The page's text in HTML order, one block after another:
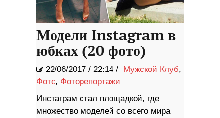
Модели Instagram в
юбках (20 фото)
22/06/2017 / 22:14 / Мужской Клуб,
Фото, Фоторепортажи
Инстаграм стал площадкой, где
множество моделей со всего мира